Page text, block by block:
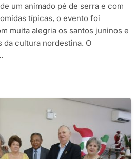
um animado pé de serra e com
típicas, o evento foi
muita alegria os santos juninos e
da cultura nordestina. O